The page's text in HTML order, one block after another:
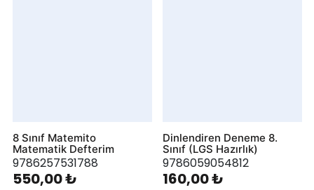
8 Sınıf Matemito
Matematik Defterim
9786257531788
550,00 ₺
Dinlendiren Deneme 8.
Sınıf (LGS Hazırlık)
9786059054812
160,00 ₺